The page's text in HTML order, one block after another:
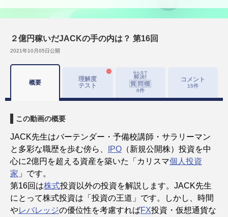
２億円稼いだJACKの手の内は？ 第16回
2021年10月05日公開
概要
理解度
テスト
0件
コメント
15件
この動画の概要
JACK先生はバーテンダー・予備校講師・サラリーマン
と多彩な職歴を歩む傍ら、
IPO （新規公開株）投資を中
心に2億円を超える資産を築いた「カリスマ個人投資
家 」です。
第16回は株式投資以外の投資を解説します。JACK先生
にとって株式投資は「投資の王道」です。しかし、時間
やレバレッジの優位性を考慮すればFX投資・仮想通貨な